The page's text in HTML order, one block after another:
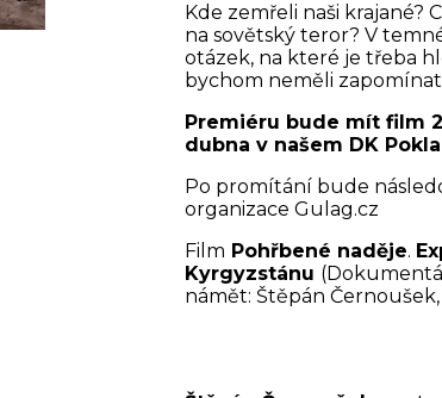
Kde zemřeli naši krajané?
na sovětský teror? V
otázek, na které je třeba
bychom neměli
Premiéru bude mít film
dubna v našem DK
Po promítání bude
organizace Gulag.cz
Film Pohřbené naděje.
Kyrgyzstánu
námět: Štěpán